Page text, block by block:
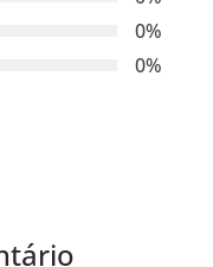
0%
0%